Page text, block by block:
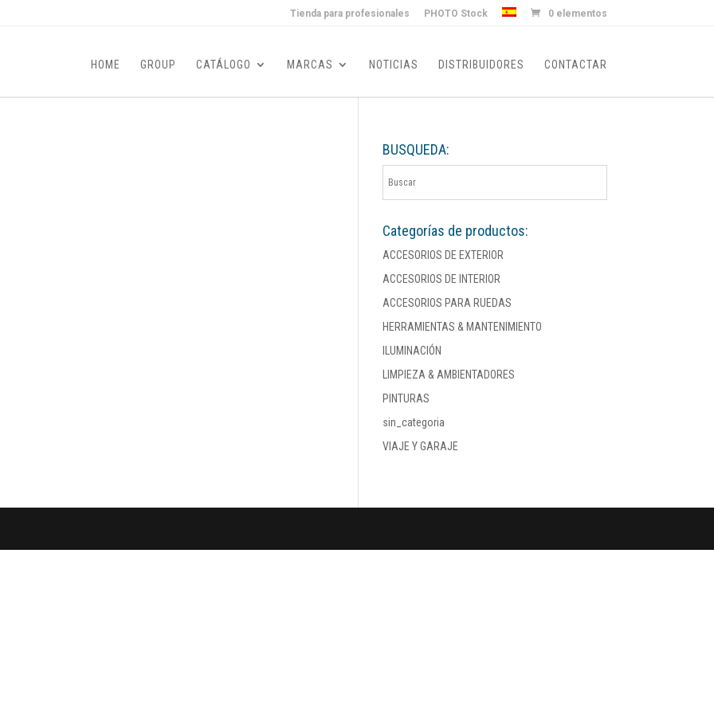
Tienda para profesionales PHOTO Stock 0 elementos
HOME GROUP CATÁLOGO MARCAS NOTICIAS DISTRIBUIDORES CONTACTAR
BUSQUEDA:
Categorías de productos:
ACCESORIOS DE EXTERIOR
ACCESORIOS DE INTERIOR
ACCESORIOS PARA RUEDAS
HERRAMIENTAS & MANTENIMIENTO
ILUMINACIÓN
LIMPIEZA & AMBIENTADORES
PINTURAS
sin_categoria
VIAJE Y GARAJE